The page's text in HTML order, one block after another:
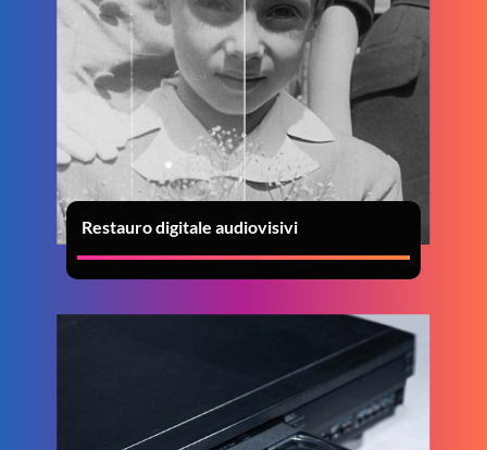
Restauro digitale audiovisivi